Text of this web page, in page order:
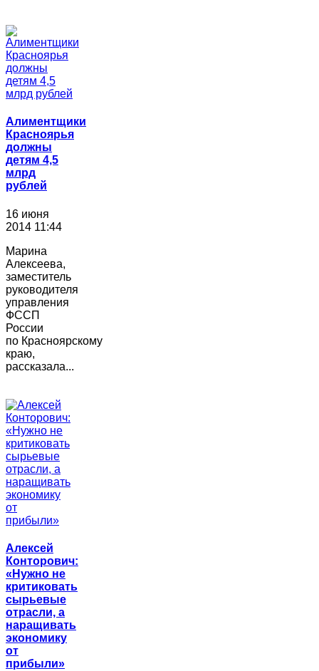
Алиментщики
Красноярья
должны
детям 4,5
млрд
рублей
16 июня
2014 11:44
Марина
Алексеева,
заместитель
руководителя
управления
ФССП
России
по Красноярскому
краю,
рассказала...
Алексей
Конторович:
«Нужно не
критиковать
сырьевые
отрасли, а
наращивать
экономику
от
прибыли»